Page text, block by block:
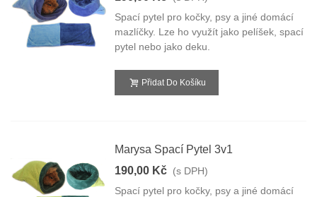
Spací pytel pro kočky, psy a jiné domácí
mazlíčky. Lze ho využít jako pelíšek, spací
pytel nebo jako deku.
Přidat Do Košíku
Marysa Spací Pytel 3v1
190,00 Kč (s DPH)
Spací pytel pro kočky, psy a jiné domácí